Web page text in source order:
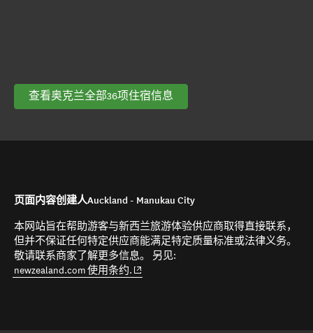
查看奥克兰全部36项住宿信息
页面内容创建人Auckland - Manukau City
本网站旨在帮助游客与新西兰旅游体验供应商取得直接联系，
但并不保证任何特定供应商能满足特定质量标准或法律义务。
敬请联系商家了解更多信息。 另见:
newzealand.com 使用条约. (opens in new window)